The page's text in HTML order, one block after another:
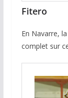
Fitero
En Navarre,
complet sur